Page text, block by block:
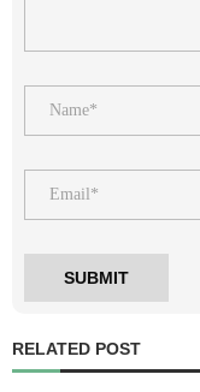
RELATED POST